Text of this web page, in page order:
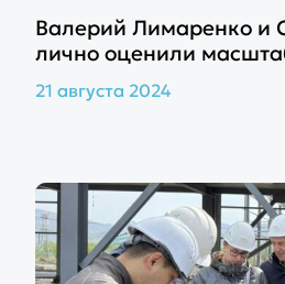
Валерий Лимаренко и
лично оценили
21 августа 2024